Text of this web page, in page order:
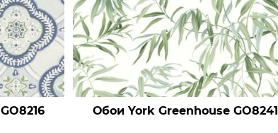
GO8216 Обои York GreenhouseGO8241